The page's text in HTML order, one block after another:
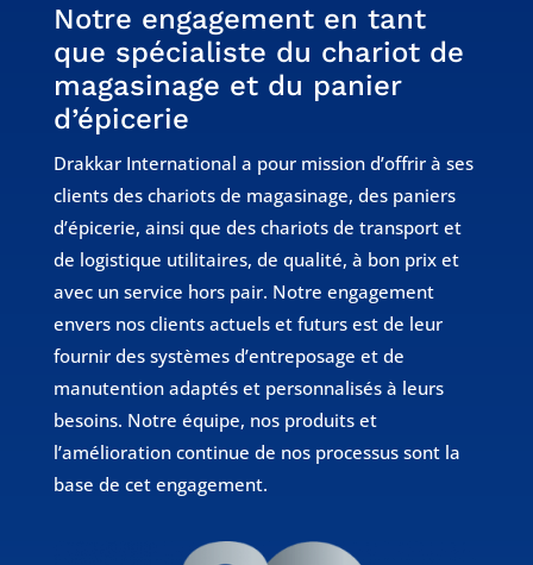
Notre engagement en tant
que spécialiste du chariot de
magasinage et du panier
d’épicerie
Drakkar International a pour mission d’offrir à ses
clients des chariots de magasinage, des paniers
d’épicerie, ainsi que des chariots de transport et
de logistique utilitaires, de qualité, à bon prix et
avec un service hors pair. Notre engagement
envers nos clients actuels et futurs est de leur
fournir des systèmes d’entreposage et de
manutention adaptés et personnalisés à leurs
besoins. Notre équipe, nos produits et
l’amélioration continue de nos processus sont la
base de cet engagement.